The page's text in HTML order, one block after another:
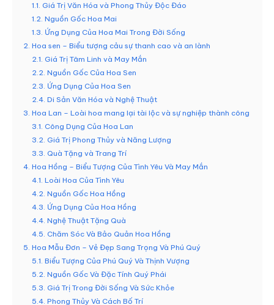
1.1. Giá Trị Văn Hóa và Phong Thủy Độc Đáo
1.2. Nguồn Gốc Hoa Mai
1.3. Ứng Dụng Của Hoa Mai Trong Đời Sống
2. Hoa sen – Biểu tượng cảu sự thanh cao và an lành
2.1. Giá Trị Tâm Linh và May Mắn
2.2. Nguồn Gốc Của Hoa Sen
2.3. Ứng Dụng Của Hoa Sen
2.4. Di Sản Văn Hóa và Nghệ Thuật
3. Hoa Lan – Loài hoa mang lại tài lộc và sự nghiệp thành công
3.1. Công Dụng Của Hoa Lan
3.2. Giá Trị Phong Thủy và Năng Lượng
3.3. Quà Tặng và Trang Trí
4. Hoa Hồng – Biểu Tượng Của Tình Yêu Và May Mắn
4.1. Loài Hoa Của Tình Yêu
4.2. Nguồn Gốc Hoa Hồng
4.3. Ứng Dụng Của Hoa Hồng
4.4. Nghệ Thuật Tặng Quà
4.5. Chăm Sóc Và Bảo Quản Hoa Hồng
5. Hoa Mẫu Đơn – Vẻ Đẹp Sang Trọng Và Phú Quý
5.1. Biểu Tượng Của Phú Quý Và Thịnh Vượng
5.2. Nguồn Gốc Và Đặc Tính Quý Phái
5.3. Giá Trị Trong Đời Sống Và Sức Khỏe
5.4. Phong Thủy Và Cách Bố Trí